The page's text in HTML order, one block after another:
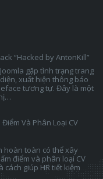
“Hacked by AntonKill”
gặp tình trạng trang
xuất hiện thông báo
tương tự. Đây là một
Và Phân Loại CV
hoàn toàn có thể xây
điểm và phân loại CV
giúp HR tiết kiệm